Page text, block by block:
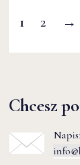
1 2 →
Chcesz